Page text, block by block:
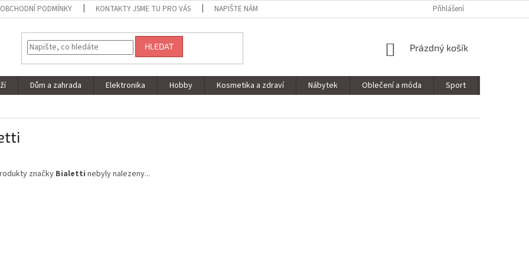
OBCHODNÍ PODMÍNKY KONTAKTY JSME TU PRO VÁS NAPIŠTE NÁM Přihlášení
HLEDAT
NÁKUPNÍ
Prázdný košík
Dům a zahrada Elektronika Hobby Kosmetika a zdraví Nábytek Oblečení a móda Sport
značky Bialetti nebyly nalezeny...